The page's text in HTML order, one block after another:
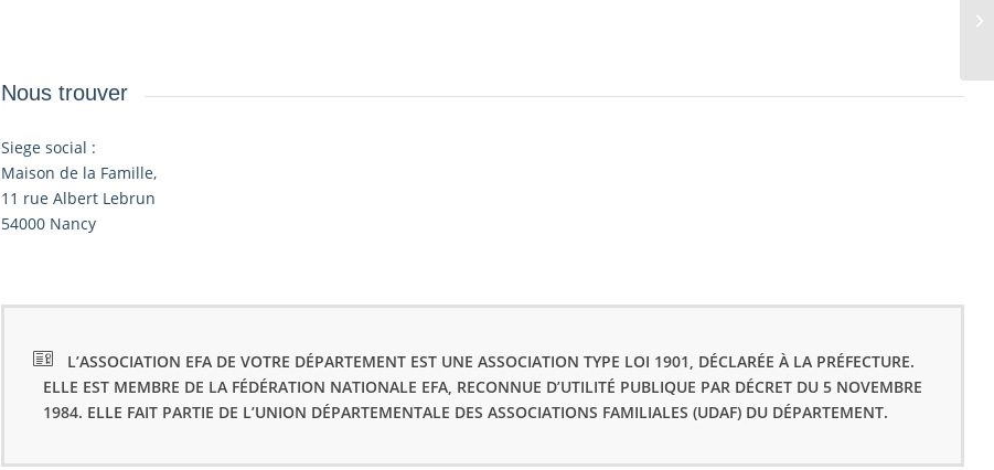
Nous trouver
Siege social :
Maison de la Famille,
11 rue Albert Lebrun
54000 Nancy
L’ASSOCIATION EFA DE VOTRE DÉPARTEMENT EST UNE ASSOCIATION TYPE LOI 1901, DÉCLARÉE À LA PRÉFECTURE.
ELLE EST MEMBRE DE LA FÉDÉRATION NATIONALE EFA, RECONNUE D’UTILITÉ PUBLIQUE PAR DÉCRET DU 5 NOVEMBRE
1984. ELLE FAIT PARTIE DE L’UNION DÉPARTEMENTALE DES ASSOCIATIONS FAMILIALES (UDAF) DU DÉPARTEMENT.